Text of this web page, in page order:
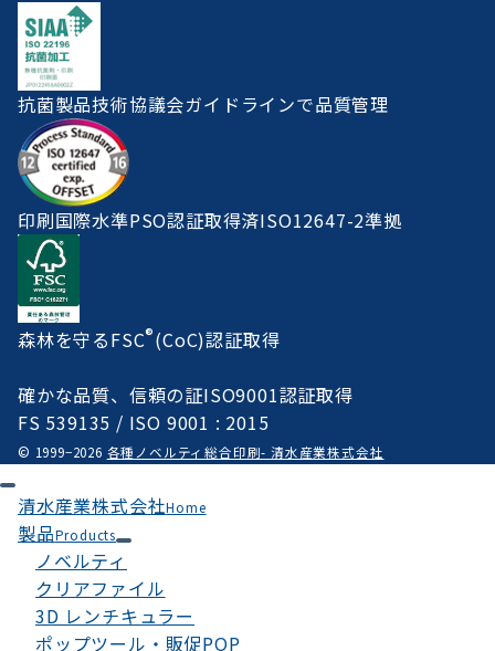
抗菌製品技術協議会ガイドラインで品質管理
印刷国際水準PSO認証取得済ISO12647-2準拠
森林を守るFSC®(CoC)認証取得
確かな品質、信頼の証ISO9001認証取得
FS 539135 / ISO 9001 : 2015
© 1999−2026 各種ノベルティ総合印刷- 清水産業株式会社
清水産業株式会社Home
製品Products
ノベルティ
クリアファイル
3D レンチキュラー
ポップツール・販促POP